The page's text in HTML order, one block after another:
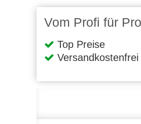
Vom Profi für
Top Preise